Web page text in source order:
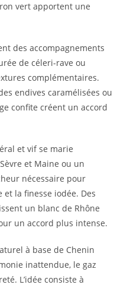
vert apportent une
des accompagnements
de céleri-rave ou
complémentaires.
endives caramélisées ou
confite créent un accord
et vif se marie
et Maine ou un
nécessaire pour
la finesse iodée. Des
un blanc de Rhône
un accord plus intense.
à base de Chenin
inattendue, le gaz
L’idée consiste à